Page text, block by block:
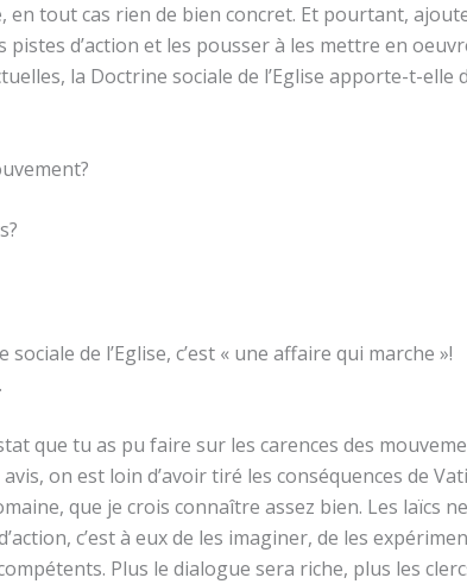
en tout cas rien de bien concret. Et pourtant,
d’action et les pousser à les mettre en
la Doctrine sociale de l’Eglise apporte-t-
de l’Eglise, c’est « une affaire qui marche »!
que tu as pu faire sur les carences des
avis, on est loin d’avoir tiré les conséquences de
que je crois connaître assez bien. Les laïcs
c’est à eux de les imaginer, de les
Plus le dialogue sera riche, plus les